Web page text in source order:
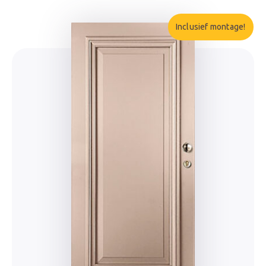
Inclusief montage!